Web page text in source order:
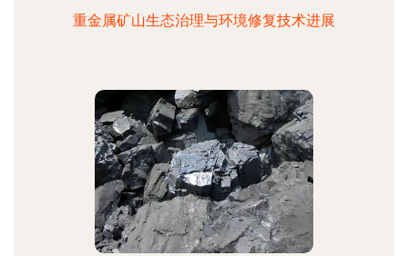
重金属矿山生态治理与环境修复技术进展